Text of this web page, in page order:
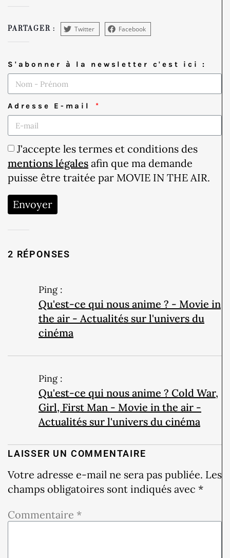
PARTAGER : Twitter Facebook
S'abonner à la newsletter c'est ici :
Adresse E-mail
J'accepte les termes et conditions des
mentions légales afin que ma demande
puisse être traitée par MOVIE IN THE AIR.
Envoyer
2 RÉPONSES
Ping :
Qu'est-ce qui nous anime ? - Movie in
the air - Actualités sur l'univers du
cinéma
Ping :
Qu'est-ce qui nous anime ? Cold War,
Girl, First Man - Movie in the air -
Actualités sur l'univers du cinéma
LAISSER UN COMMENTAIRE
Votre adresse e-mail ne sera pas publiée. Les
champs obligatoires sont indiqués avec *
Commentaire *